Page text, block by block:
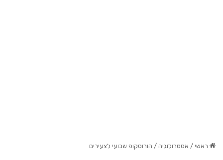
ראשי / אסטרולוגיה / הורוסקופ שבועי לצעירים